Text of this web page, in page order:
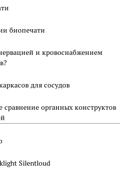
биопечати
и кровоснабжением
для сосудов
сравнение органных конструктов
Silentloud